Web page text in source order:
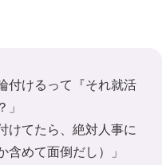
付けるって『それ就活
けてたら、絶対人事に
めて面倒だし）」